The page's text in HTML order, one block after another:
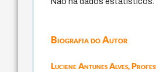
Biografia do Autor
Luciene Antunes Alves,